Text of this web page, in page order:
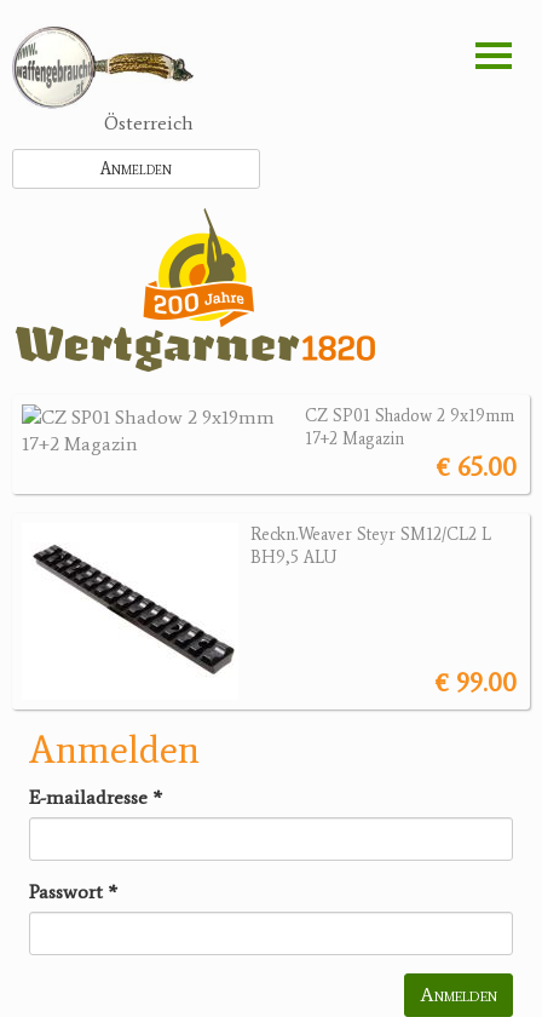
zum
Inhalt
Österreich
Anmelden
CZ SP01 Shadow 2 9x19mm
17+2 Magazin
€ 65.00
Reckn.Weaver Steyr SM12/CL2 L
BH9,5 ALU
€ 99.00
Anmelden
E-mailadresse *
Passwort *
Anmelden